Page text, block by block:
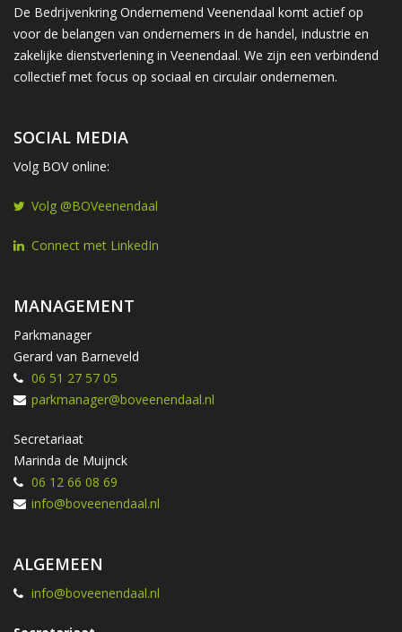
De Bedrijvenkring Ondernemend Veenendaal komt actief op
voor de belangen van ondernemers in de handel, industrie en
zakelijke dienstverlening in Veenendaal. We zijn een verbindend
collectief met focus op sociaal en circulair ondernemen.
SOCIAL MEDIA
Volg BOV online:
Volg @BOVeenendaal
Connect met LinkedIn
MANAGEMENT
Parkmanager
Gerard van Barneveld
06 51 27 57 05
parkmanager@boveenendaal.nl
Secretariaat
Marinda de Muijnck
06 12 66 08 69
info@boveenendaal.nl
ALGEMEEN
info@boveenendaal.nl